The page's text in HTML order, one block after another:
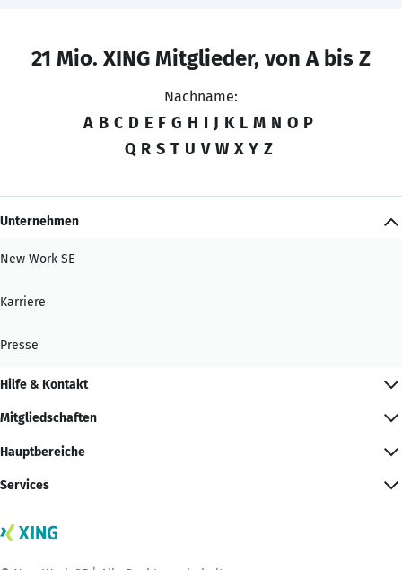
21 Mio. XING Mitglieder, von A bis Z
Nachname:
A B C D E F G H I J K L M N O P
Q R S T U V W X Y Z
Unternehmen
New Work SE
Karriere
Presse
Hilfe & Kontakt
Mitgliedschaften
Hauptbereiche
Services